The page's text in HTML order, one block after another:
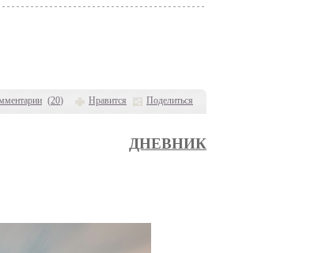
(20) Нравится Поделиться
ДНЕВНИК